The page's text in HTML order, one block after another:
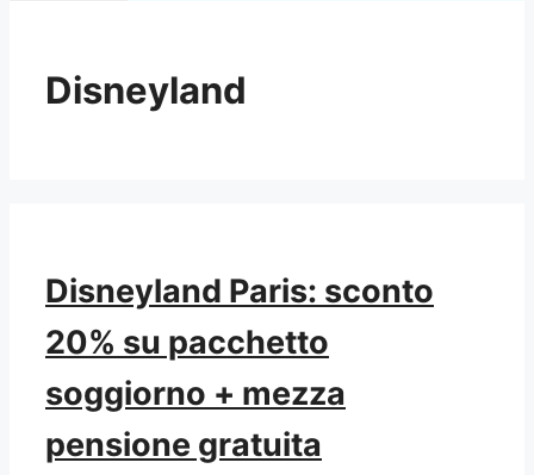
Disneyland
Disneyland Paris: sconto
20% su pacchetto
soggiorno + mezza
pensione gratuita